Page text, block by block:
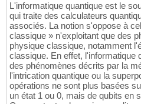
L'informatique quantique est le
qui traite des calculateurs
associés. La notion s'oppose à
classique » n'exploitant que des
physique classique, notamment
classique. En effet, l'informatique
des phénomènes décrits par la
l'intrication quantique ou la
opérations ne sont plus basées
un état 1 ou 0, mais de qubits en